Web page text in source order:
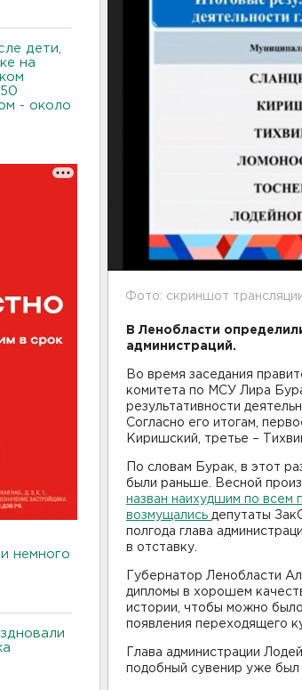
дети,
на
- около
немного
Фото: скриншот
В Ленобласти
администраций.
Во время заседания
комитета по МСУ Лира
результативности
Согласно его итогам,
Киришский, третье –
По словам Бурак, в этот
были раньше. Весной
назван наихудшим по всем
возмущались депутаты
полгода глава
в отставку.
Губернатор Ленобласти
дипломы в хорошем
истории, чтобы можно
появления переходящего
Глава администрации
подобный сувенир уже был